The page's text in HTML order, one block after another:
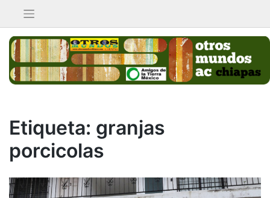
contenido
Etiqueta: granjas
porcicolas